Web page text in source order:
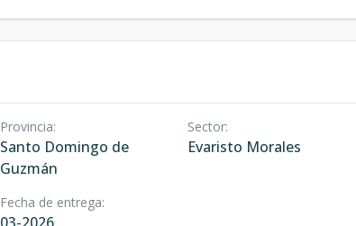
Provincia:
Santo Domingo de
Guzmán
Sector:
Evaristo Morales
Fecha de entrega: